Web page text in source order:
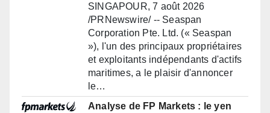
SINGAPOUR, 7 août 2026
/PRNewswire/ -- Seaspan
Corporation Pte. Ltd. (« Seaspan
»), l'un des principaux propriétaires
et exploitants indépendants d'actifs
maritimes, a le plaisir d'annoncer
le…
Analyse de FP Markets : le yen